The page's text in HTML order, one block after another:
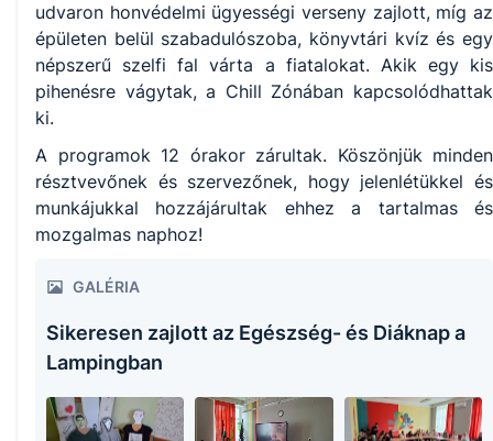
udvaron honvédelmi ügyességi verseny zajlott, míg az
épületen belül szabadulószoba, könyvtári kvíz és egy
népszerű szelfi fal várta a fiatalokat. Akik egy kis
pihenésre vágytak, a Chill Zónában kapcsolódhattak
ki.
A programok 12 órakor zárultak. Köszönjük minden
résztvevőnek és szervezőnek, hogy jelenlétükkel és
munkájukkal hozzájárultak ehhez a tartalmas és
mozgalmas naphoz!
GALÉRIA
Sikeresen zajlott az Egészség- és Diáknap a
Lampingban